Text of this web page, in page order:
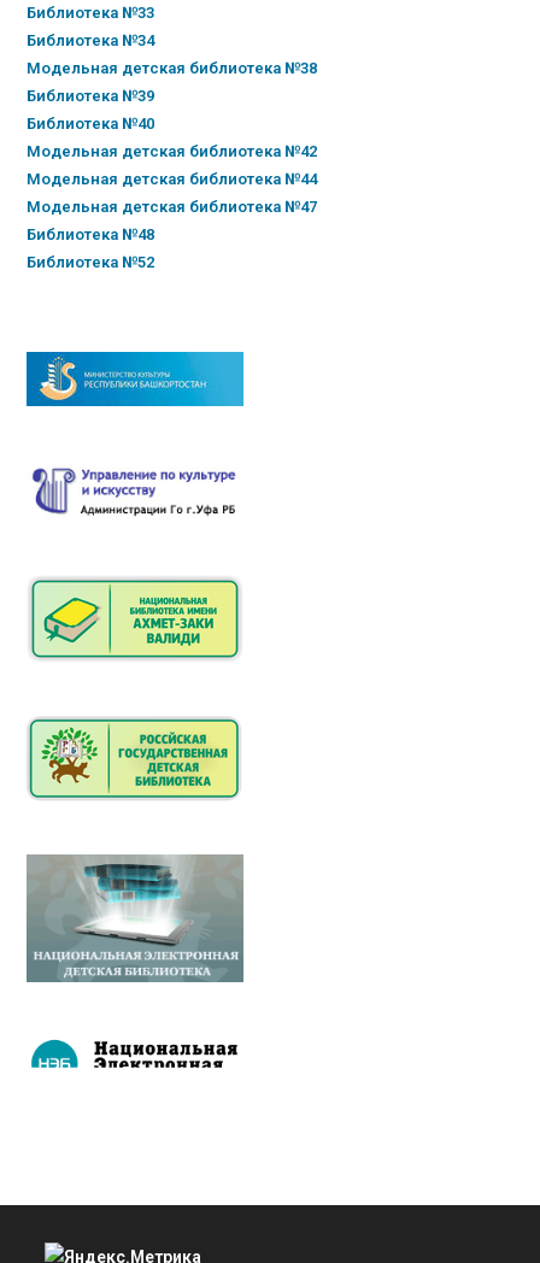
Библиотека №33
Библиотека №34
Модельная детская библиотека №38
Библиотека №39
Библиотека №40
Модельная детская библиотека №42
Модельная детская библиотека №44
Модельная детская библиотека №47
Библиотека №48
Библиотека №52